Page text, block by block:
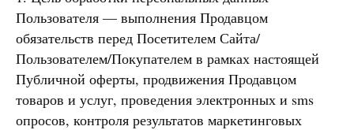
Пользователя — выполнения Продавцом
обязательств перед Посетителем Сайта/
Пользователем/Покупателем в рамках настоящей
Публичной оферты, продвижения Продавцом
товаров и услуг, проведения электронных и sms
опросов, контроля результатов маркетинговых